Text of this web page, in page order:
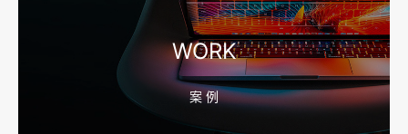
宁波高端网站建设公司推荐，移动端验收别放到最后
WORK
案 例